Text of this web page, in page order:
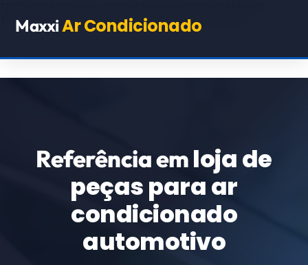
TROCANDO APENAS OS TEXTOS E URLs INDICADOS)
MaxxiAr Condicionado
Referência emloja de
peças para ar
condicionado
automotivo